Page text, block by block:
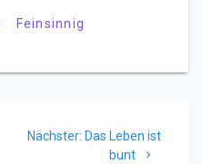
Feinsinnig
Nächster: Nächster
Beitrag:
Das Leben ist
bunt